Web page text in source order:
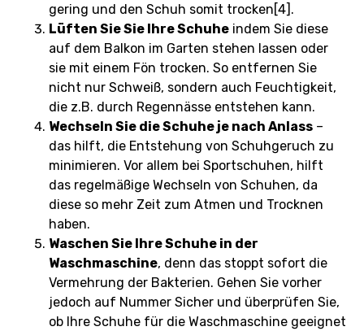
gering und den Schuh somit trocken[4].
Lüften Sie Sie Ihre Schuhe indem Sie diese
auf dem Balkon im Garten stehen lassen oder
sie mit einem Fön trocken. So entfernen Sie
nicht nur Schweiß, sondern auch Feuchtigkeit,
die z.B. durch Regennässe entstehen kann.
Wechseln Sie die Schuhe je nach Anlass –
das hilft, die Entstehung von Schuhgeruch zu
minimieren. Vor allem bei Sportschuhen, hilft
das regelmäßige Wechseln von Schuhen, da
diese so mehr Zeit zum Atmen und Trocknen
haben.
Waschen Sie Ihre Schuhe in der
Waschmaschine, denn das stoppt sofort die
Vermehrung der Bakterien. Gehen Sie vorher
jedoch auf Nummer Sicher und überprüfen Sie,
ob Ihre Schuhe für die Waschmaschine geeignet